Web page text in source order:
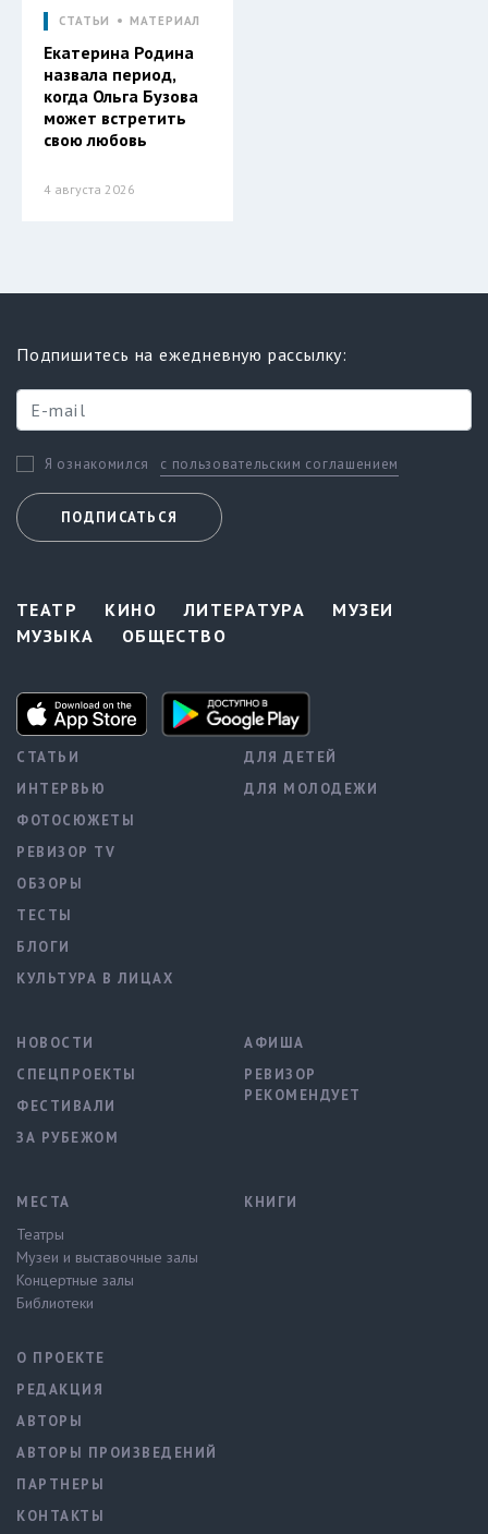
СТАТЬИ МАТЕРИАЛ
Екатерина Родина
назвала период,
когда Ольга Бузова
может встретить
свою любовь
4 августа 2026
Подпишитесь на ежедневную рассылку:
Я ознакомился с пользовательским соглашением
ПОДПИСАТЬСЯ
ТЕАТР КИНО ЛИТЕРАТУРА
МУЗЕИ
МУЗЫКА
ОБЩЕСТВО
СТАТЬИ
ИНТЕРВЬЮ
ФОТОСЮЖЕТЫ
РЕВИЗОР TV
ОБЗОРЫ
ТЕСТЫ
БЛОГИ
КУЛЬТУРА В ЛИЦАХ
ДЛЯ ДЕТЕЙ
ДЛЯ МОЛОДЕЖИ
НОВОСТИ
СПЕЦПРОЕКТЫ
ФЕСТИВАЛИ
ЗА РУБЕЖОМ
АФИША
РЕВИЗОР
РЕКОМЕНДУЕТ
МЕСТА
Театры
Музеи и выставочные залы
Концертные залы
Библиотеки
КНИГИ
О ПРОЕКТЕ
РЕДАКЦИЯ
АВТОРЫ
АВТОРЫ ПРОИЗВЕДЕНИЙ
ПАРТНЕРЫ
КОНТАКТЫ